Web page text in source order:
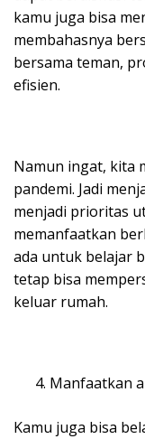
kamu juga bisa
membahasnya
bersama teman,
efisien.
Namun ingat, kita
pandemi. Jadi
menjadi prioritas
memanfaatkan
ada untuk belajar
tetap bisa
keluar rumah.
Manfaatkan
Kamu juga bisa